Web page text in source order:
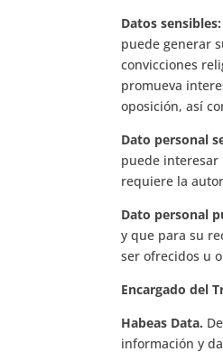
Datos
puede generar
convicciones
promueva
oposición, así
Dato personal
puede interesar
requiere la
Dato personal
y que para su
ser ofrecidos u
Encargado del
Habeas Data.
información y